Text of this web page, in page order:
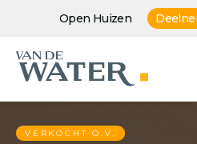
Open Huizen
VERKOCHT O.V.